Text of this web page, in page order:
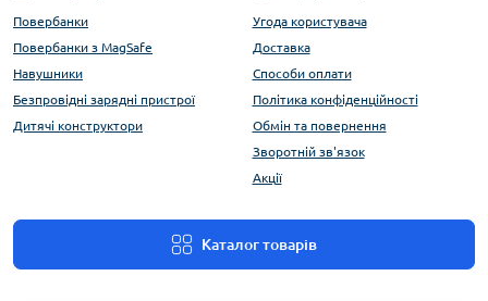
Повербанки
Повербанки з MagSafe
Навушники
Безпровідні зарядні пристрої
Дитячі конструктори
Угода користувача
Доставка
Способи оплати
Політика конфіденційності
Обмін та повернення
Зворотній зв'язок
Акції
Каталог товарів